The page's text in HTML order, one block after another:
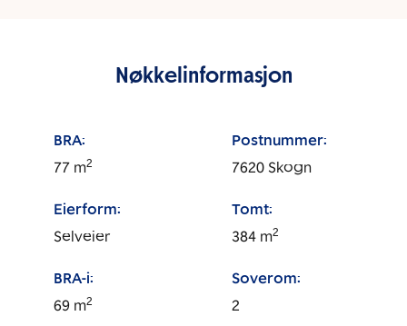
Nøkkelinformasjon
BRA:
77 m2
Postnummer:
7620 Skogn
Eierform:
Selveier
Tomt:
384 m2
BRA-i:
69 m2
Soverom:
2